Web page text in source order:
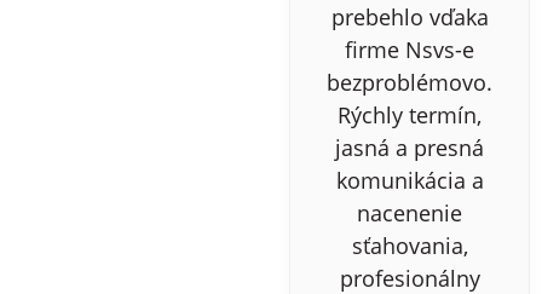
prebehlo vďaka
firme Nsvs-e
bezproblémovo.
Rýchly termín,
jasná a presná
komunikácia a
nacenenie
sťahovania,
profesionálny